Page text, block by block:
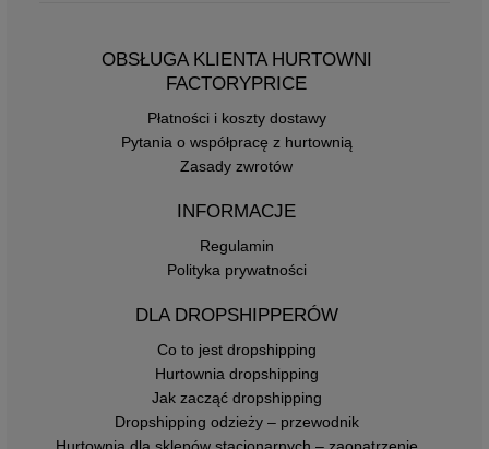
OBSŁUGA KLIENTA HURTOWNI
FACTORYPRICE
Płatności i koszty dostawy
Pytania o współpracę z hurtownią
Zasady zwrotów
INFORMACJE
Regulamin
Polityka prywatności
DLA DROPSHIPPERÓW
Co to jest dropshipping
Hurtownia dropshipping
Jak zacząć dropshipping
Dropshipping odzieży – przewodnik